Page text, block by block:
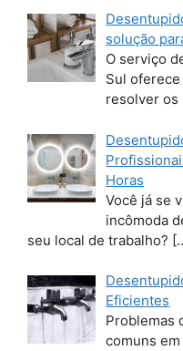
solução
O serviço
Sul
resolver os
Horas
Você já se
incômoda
seu local de trabalho?
Eficientes
Problemas
comuns